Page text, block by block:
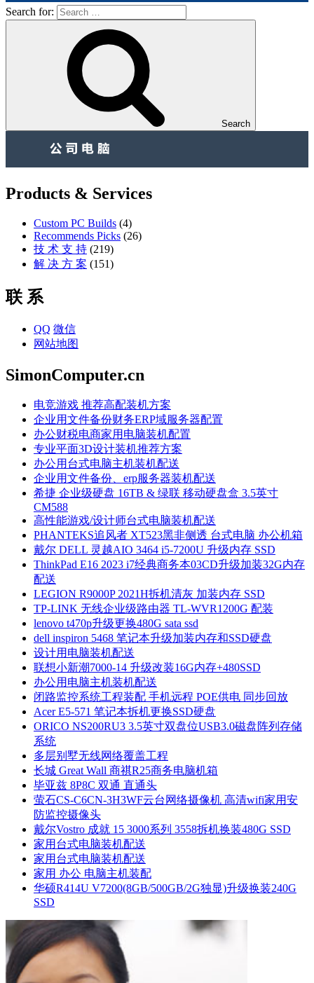
Search for:
Search
Products & Services
Custom PC Builds (4)
Recommends Picks (26)
技 术 支 持 (219)
解 决 方 案 (151)
联 系
QQ 微信
网站地图
SimonComputer.cn
电竞游戏 推荐高配装机方案
企业用文件备份财务ERP域服务器配置
办公财税电商家用电脑装机配置
专业平面3D设计装机推荐方案
办公用台式电脑主机装机配送
企业用文件备份、erp服务器装机配送
希捷 企业级硬盘 16TB & 绿联 移动硬盘盒 3.5英寸
CM588
高性能游戏/设计师台式电脑装机配送
PHANTEKS追风者 XT523黑非侧透 台式电脑 办公机箱
戴尔 DELL 灵越AIO 3464 i5-7200U 升级内存 SSD
ThinkPad E16 2023 i7经典商务本03CD升级加装32G内存
配送
LEGION R9000P 2021H拆机清灰 加装内存 SSD
TP-LINK 无线企业级路由器 TL-WVR1200G 配装
lenovo t470p升级更换480G sata ssd
dell inspiron 5468 笔记本升级加装内存和SSD硬盘
设计用电脑装机配送
联想小新潮7000-14 升级改装16G内存+480SSD
办公用电脑主机装机配送
闭路监控系统工程装配 手机远程 POE供电 同步回放
Acer E5-571 笔记本拆机更换SSD硬盘
ORICO NS200RU3 3.5英寸双盘位USB3.0磁盘阵列存储
系统
多层别墅无线网络覆盖工程
长城 Great Wall 商祺R25商务电脑机箱
毕亚兹 8P8C 双通 直通头
萤石CS-C6CN-3H3WF云台网络摄像机 高清wifi家用安
防监控摄像头
戴尔Vostro 成就 15 3000系列 3558拆机换装480G SSD
家用台式电脑装机配送
家用台式电脑装机配送
家用 办公 电脑主机装配
华硕R414U V7200(8GB/500GB/2G独显)升级换装240G
SSD